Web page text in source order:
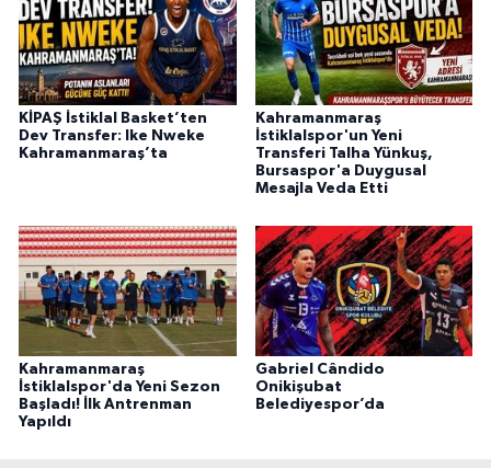
KİPAŞ İstiklal Basket’ten
Dev Transfer: Ike Nweke
Kahramanmaraş’ta
Kahramanmaraş
İstiklalspor'un Yeni
Transferi Talha Yünkuş,
Bursaspor'a Duygusal
Mesajla Veda Etti
Kahramanmaraş
İstiklalspor'da Yeni Sezon
Başladı! İlk Antrenman
Yapıldı
Gabriel Cândido
Onikişubat
Belediyespor’da